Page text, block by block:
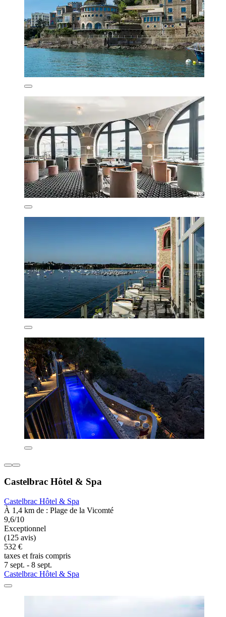
Castelbrac Hôtel & Spa
Castelbrac Hôtel & Spa
À 1,4 km de : Plage de la Vicomté
9,6/10
Exceptionnel
(125 avis)
532 €
taxes et frais compris
7 sept. - 8 sept.
Castelbrac Hôtel & Spa